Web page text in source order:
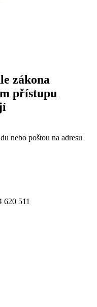
zákona
přístupu
nebo poštou na adresu
620 511